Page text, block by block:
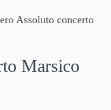
Assoluto concerto
Marsico